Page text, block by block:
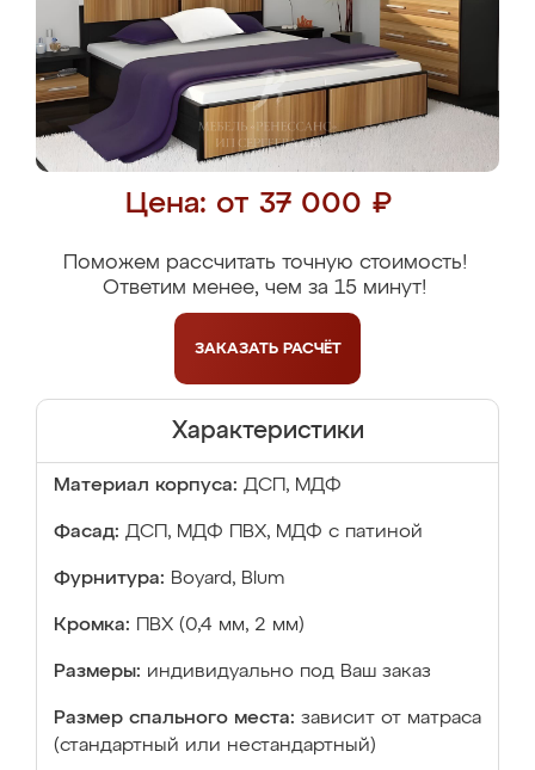
Цена: от 37 000 ₽
Поможем рассчитать точную стоимость!
Ответим менее, чем за 15 минут!
ЗАКАЗАТЬ РАСЧЁТ
Характеристики
Материал корпуса: ДСП, МДФ
Фасад: ДСП, МДФ ПВХ, МДФ с патиной
Фурнитура: Boyard, Blum
Кромка: ПВХ (0,4 мм, 2 мм)
Размеры: индивидуально под Ваш заказ
Размер спального места: зависит от матраса
(стандартный или нестандартный)